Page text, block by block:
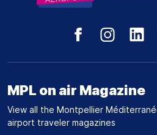
MPL on air Magazine
View all the Montpellier
airport traveler magazines